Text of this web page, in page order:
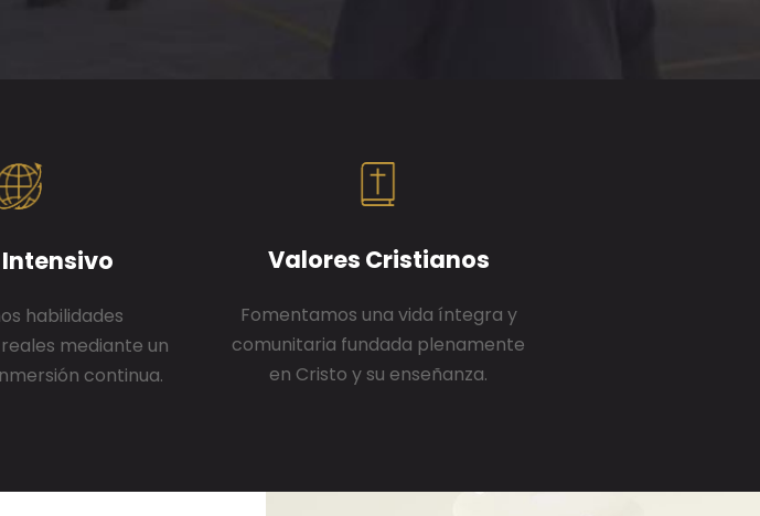
habilidades
mediante un
continua.
Valores Cristianos
Fomentamos una vida íntegra y
comunitaria fundada plenamente
en Cristo y su enseñanza.